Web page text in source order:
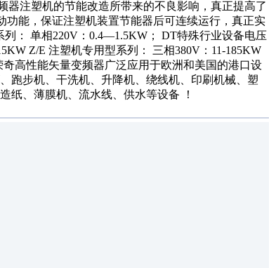
注塑机的节能改造所带来的不良影响，真正提高了
能，保证注塑机装置节能器后可连续运行，真正实
： 单相220V：0.4—1.5KW； DT特殊行业设备电压
Z/E 注塑机专用型系列： 三相380V：11-185KW
高性能矢量变频器广泛应用于欧洲和美国的港口设
跑步机、干洗机、升降机、绕线机、印刷机械、塑
纸、薄膜机、流水线、供水等设备 ！